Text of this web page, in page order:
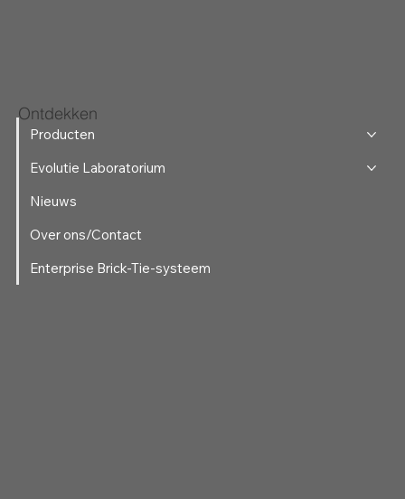
Ontdekken
Producten
Evolutie Laboratorium
Nieuws
Over ons/Contact
Enterprise Brick-Tie-systeem